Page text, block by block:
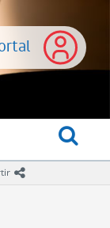
icono compartir